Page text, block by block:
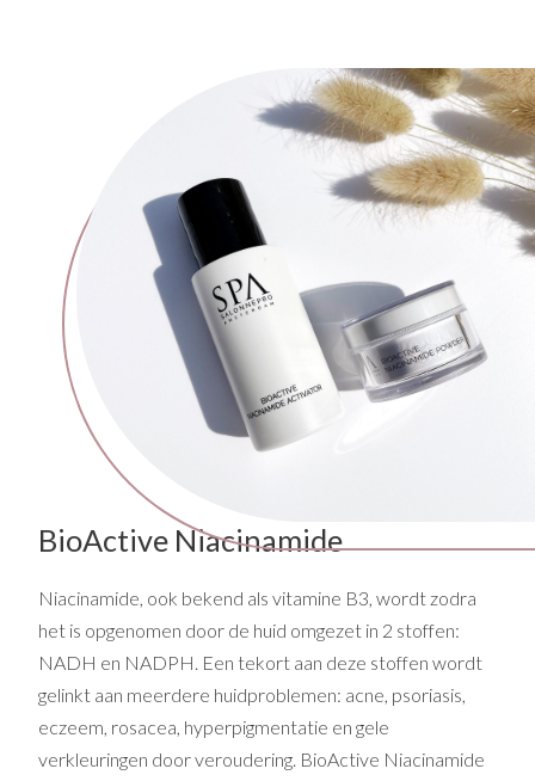
BioActive Niacinamide
Niacinamide, ook bekend als vitamine B3, wordt zodra
het is opgenomen door de huid omgezet in 2 stoffen:
NADH en NADPH. Een tekort aan deze stoffen wordt
gelinkt aan meerdere huidproblemen: acne, psoriasis,
eczeem, rosacea, hyperpigmentatie en gele
verkleuringen door veroudering. BioActive Niacinamide